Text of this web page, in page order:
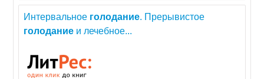
Интервальное голодание. Прерывистое
голодание и лечебное...